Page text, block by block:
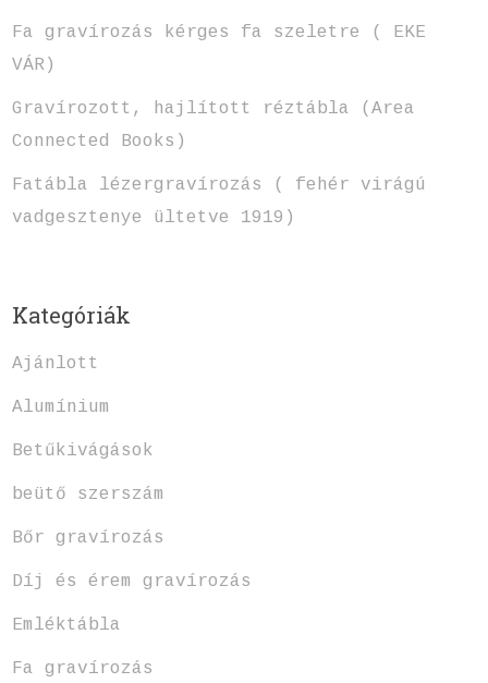
Fa gravírozás kérges fa szeletre ( EKE
VÁR)
Gravírozott, hajlított réztábla (Area
Connected Books)
Fatábla lézergravírozás ( fehér virágú
vadgesztenye ültetve 1919)
Kategóriák
Ajánlott
Alumínium
Betűkivágások
beütő szerszám
Bőr gravírozás
Díj és érem gravírozás
Emléktábla
Fa gravírozás